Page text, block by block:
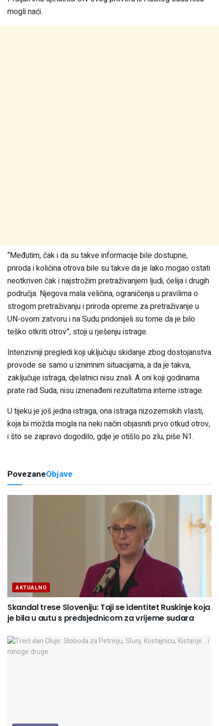
mogli naći.
“Međutim, čak i da su takve informacije bile dostupne,
priroda i količina otrova bile su takve da je lako mogao ostati
neotkriven čak i najstrožim pretraživanjem ljudi, ćelija i drugih
područja. Njegova mala veličina, ograničenja u pravilima o
strogom pretraživanju i priroda opreme za pretraživanje u
UN-ovom zatvoru i na Sudu pridonijeli su tome da je bilo
teško otkriti otrov”, stoji u rješenju istrage.
Intenzivniji pregledi koji uključuju skidanje zbog dostojanstva
provode se samo u iznimnim situacijama, a da je takva,
zaključuje istraga, djelatnici nisu znali. A oni koji godinama
prate rad Suda, nisu iznenađeni rezultatima interne istrage.
U tijeku je još jedna istraga, ona istraga nizozemskih vlasti,
koja bi možda mogla na neki način objasniti prvo otkud otrov,
i što se zapravo dogodilo, gdje je otišlo po zlu, piše N1.
PovezaneObjave
AKTUALNO
Skandal trese Sloveniju: Taji se identitet Ruskinje koja
je bila u autu s predsjednicom za vrijeme sudara